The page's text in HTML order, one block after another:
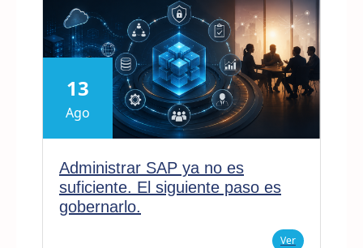
13
Ago
Administrar SAP ya no es
suficiente. El siguiente paso es
gobernarlo.
Ver